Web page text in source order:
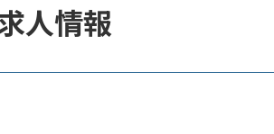
人情報